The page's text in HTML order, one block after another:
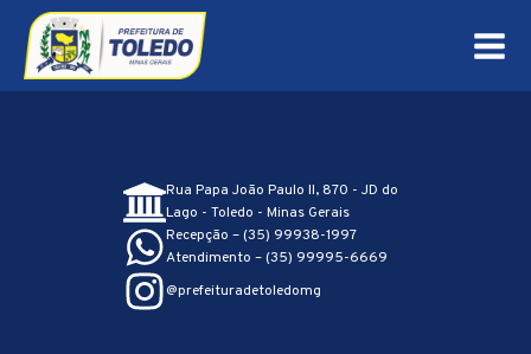
Rua Papa João Paulo II, 870 - JD do
Lago - Toledo - Minas Gerais
Recepção – (35) 99938-1997
Atendimento – (35) 99995-6669
@prefeituradetoledomg